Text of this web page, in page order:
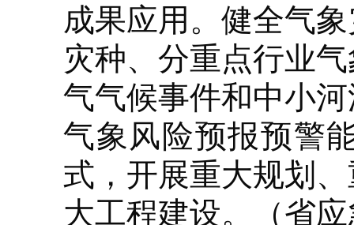
成果应用。健全气
灾种、分重点行业
气气候事件和中小
气象风险预报预警
式，开展重大规划
大工程建设。（省